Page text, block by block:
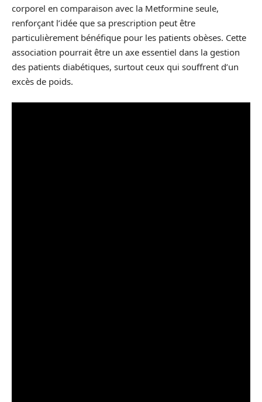
corporel en comparaison avec la Metformine seule,
renforçant l’idée que sa prescription peut être
particulièrement bénéfique pour les patients obèses. Cette
association pourrait être un axe essentiel dans la gestion
des patients diabétiques, surtout ceux qui souffrent d’un
excès de poids.